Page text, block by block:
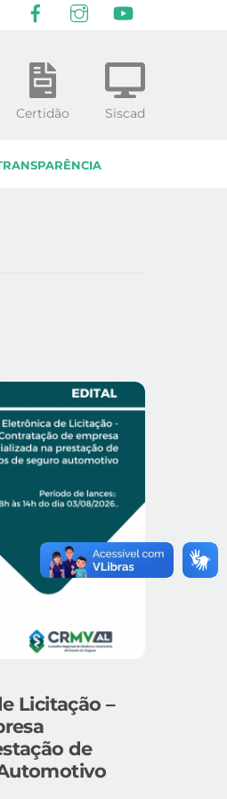
Certidão Siscad
Licitação –
de